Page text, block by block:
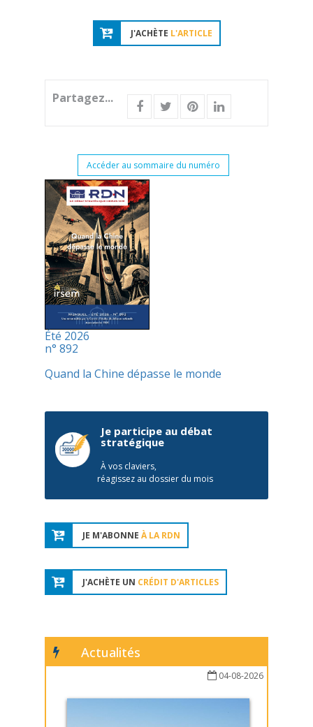
J'ACHÈTE L'ARTICLE
Partagez...
Accéder au sommaire du numéro
Été 2026
n° 892
Quand la Chine dépasse le monde
Je participe au débat
stratégique
À vos claviers,
réagissez au dossier du mois
JE M'ABONNE À LA RDN
J'ACHÈTE UN CRÉDIT D'ARTICLES
Actualités
04-08-2026